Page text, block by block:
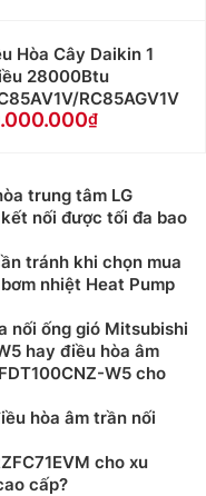
của rất nhiều
đội ngũ tư vấn,
Các sản phẩm
100% được bảo
nhà sản xuất.
tại
không chỉ sắm
thị trường , chất
đảm bảo mà còn
ưu đãi cho khác:
tốt nhất thị
hãng
Cây Carrier thuận
chuyển khoản
kỹ thuật, hướng
vui lòng liên hệ:
Hòa Cây Daikin 1
28000Btu
RC85AGV1V
trung tâm LG
kết nối được tối đa bao
tránh khi chọn mua
nhiệt Heat Pump
nối ống gió Mitsubishi
hay điều hòa âm
W5 cho
hòa âm trần nối
cho xu
cấp?